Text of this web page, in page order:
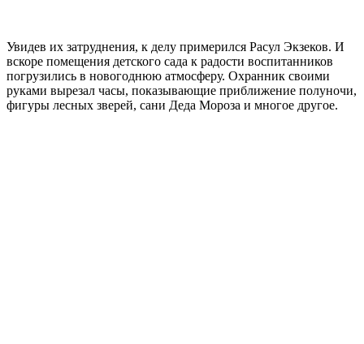
Увидев их затруднения, к делу примерился Расул Экзеков. И
вскоре помещения детского сада к радости воспитанников
погрузились в новогоднюю атмосферу. Охранник своими
руками вырезал часы, показывающие приближение полуночи,
фигуры лесных зверей, сани Деда Мороза и многое другое.